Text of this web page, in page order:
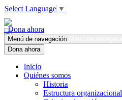
Select Language ▼
Dona ahora
Menú de navegación
Dona ahora
Inicio
Quiénes somos
Historia
Estructura organizacional